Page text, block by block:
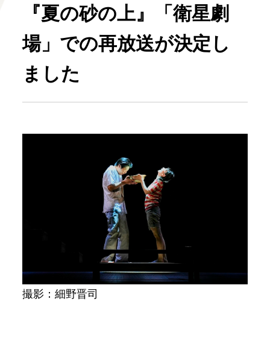
『夏の砂の上』「衛星劇
場」での再放送が決定し
ました
撮影：細野晋司